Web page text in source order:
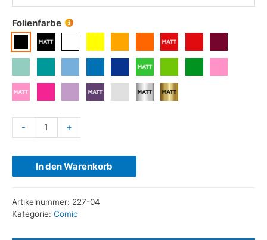
Folienfarbe
- +
In den Warenkorb
Artikelnummer: 227-04
Kategorie: Comic